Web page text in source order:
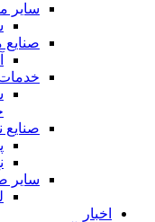
ساير
سایر
اخبار